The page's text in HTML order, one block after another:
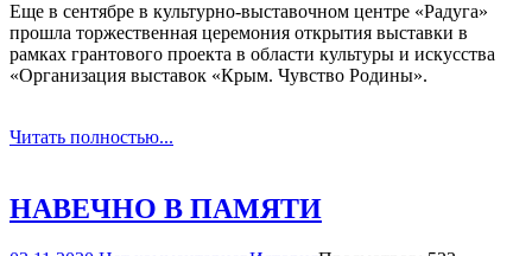
Еще в сентябре в культурно­-выставочном центре «Радуга»
прошла торжественная церемония открытия выставки в
рамках грантового проекта в области культуры и искусства
«Организация выставок «Крым. Чувство Родины».
Читать полностью...
НАВЕЧНО В ПАМЯТИ